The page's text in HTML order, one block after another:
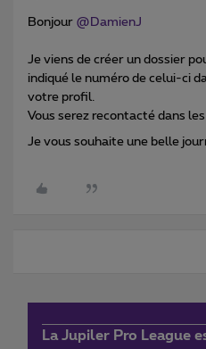
Bonjour ​ @DamienJ
Je viens de créer un dossier
indiqué le numéro de celui-ci
votre profil.
Vous serez recontacté dans
Je vous souhaite une belle
La Jupiler Pro League